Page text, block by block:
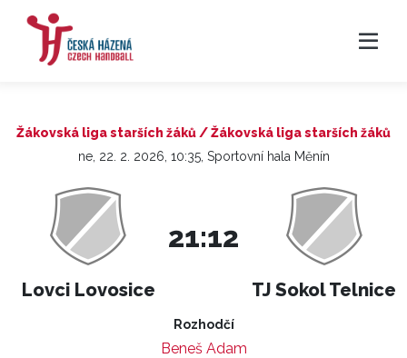
Žákovská liga starších žáků / Žákovská liga starších žáků
ne, 22. 2. 2026, 10:35, Sportovní hala Měnín
Lovci Lovosice
21:12
TJ Sokol Telnice
Rozhodčí
Beneš Adam